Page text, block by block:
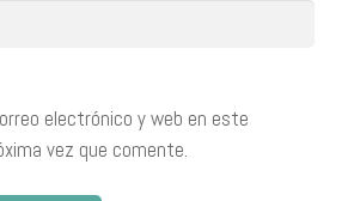
electrónico y web en este
vez que comente.